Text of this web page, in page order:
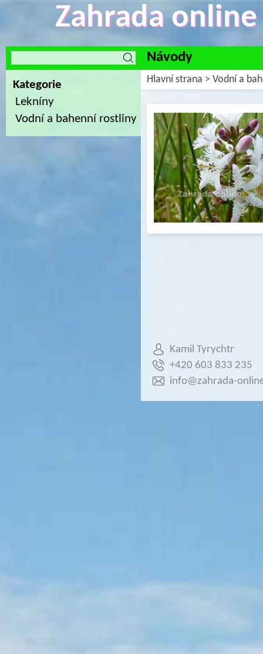
Zahrada
Návody
Kategorie
Lekníny
Vodní a bahenní rostliny
Hlavní strana > Vodní a
Kamil Tyrychtr
+420 603 833 235
info@zahrada-